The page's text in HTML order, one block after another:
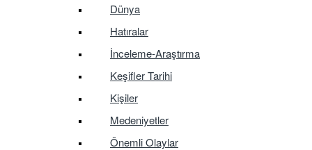
Dünya
Hatıralar
İnceleme-Araştırma
Keşifler Tarihi
Kişiler
Medeniyetler
Önemli Olaylar